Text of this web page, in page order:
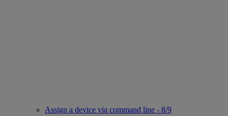
Assign a device via command line - 8/9